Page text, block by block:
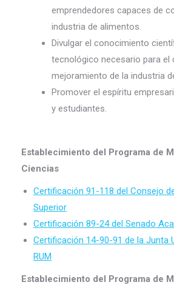
emprendedores capaces de
industria de alimentos.
Divulgar el conocimiento
tecnológico necesario para el
mejoramiento de la industria
Promover el espíritu
y estudiantes.
Establecimiento del Programa de
Ciencias
Certificación 91-118 del Consejo
Superior
Certificación 89-24 del Senado
Certificación 14-90-91 de la Junta
RUM
Establecimiento del Programa de